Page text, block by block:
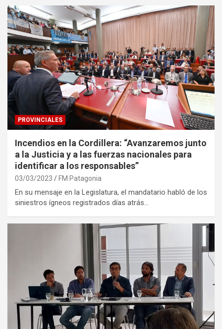
PROVINCIALES
Incendios en la Cordillera: “Avanzaremos junto
a la Justicia y a las fuerzas nacionales para
identificar a los responsables”
03/03/2023 FM Patagonia
En su mensaje en la Legislatura, el mandatario habló de los
siniestros ígneos registrados días atrás…